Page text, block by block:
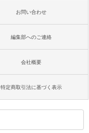
お問い合わせ
編集部へのご連絡
会社概要
特定商取引法に基づく表示